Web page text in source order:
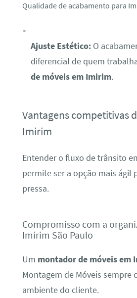
Qualidade de acabamento para
Ajuste Estético:O
diferencial de quem
de móveis em Imirim.
Vantagens competitivas
Imirim
Entender o fluxo de trânsito
permite ser a opção mais ágil
pressa.
Compromisso com a
Imirim São Paulo
Um montador de móveis em
Montagem de Móveis sempre
ambiente do cliente.